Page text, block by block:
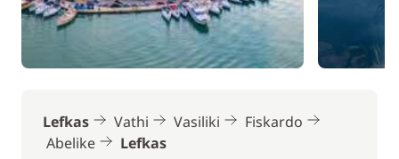
descendre à terre et marcher le long de la côte pour
vous détendre sur la plage d'Agiofili. Le lieu est
également propice à l’escalade et permet d’avoir un
JOUR 4 : Vasiliki - Fiskardo (Céphalonie)(environ 11
milles)
Lefkas Vathi Vasiliki
Fiskardo
Abelike
Lefkas